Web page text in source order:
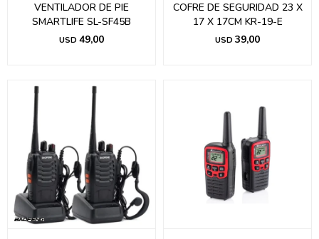
VENTILADOR DE PIE
SMARTLIFE SL-SF45B
USD 49,00
COFRE DE SEGURIDAD 23 X
17 X 17CM KR-19-E
USD 39,00